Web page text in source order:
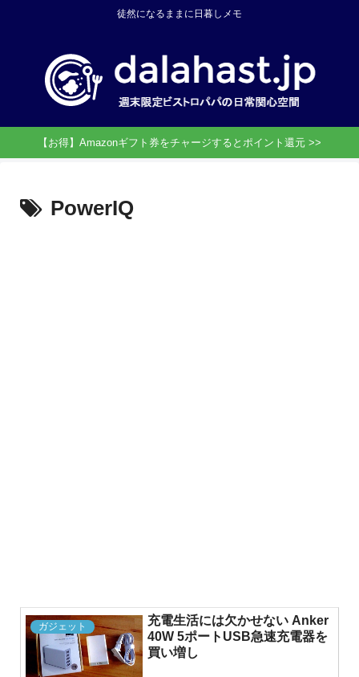
徒然になるままに日暮しメモ
【お得】Amazonギフト券をチャージするとポイント還元 >>
PowerIQ
ガジェット
充電生活には欠かせない Anker
40W 5ポートUSB急速充電器を
買い増し